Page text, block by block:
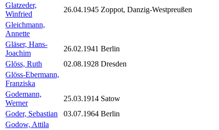
Glatzeder,
Winfried
26.04.1945 Zoppot, Danzig-Westpreußen
Gleichmann,
Annette
Gläser, Hans-
Joachim
26.02.1941 Berlin
Glöss, Ruth
02.08.1928 Dresden
Glöss-Ebermann,
Franziska
Godemann,
Werner
25.03.1914 Satow
Goder, Sebastian
03.07.1964 Berlin
Godow, Attila